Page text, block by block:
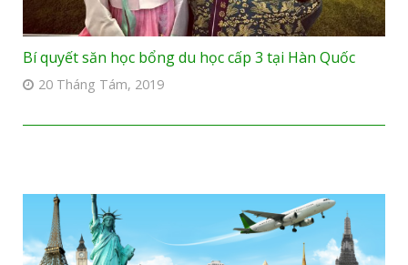
Bí quyết săn học bổng du học cấp 3 tại Hàn Quốc
20 Tháng Tám, 2019